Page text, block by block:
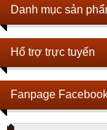
Danh mục sản
Hổ trợ trực tuyến
Fanpage